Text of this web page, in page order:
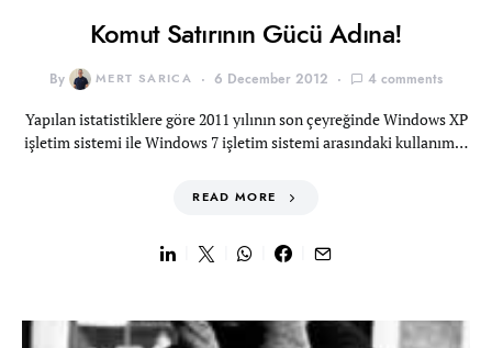
Komut Satırının Gücü Adına!
By MERT SARICA 6 December 2012 4 comments
Yapılan istatistiklere göre 2011 yılının son çeyreğinde Windows XP
işletim sistemi ile Windows 7 işletim sistemi arasındaki kullanım…
READ MORE